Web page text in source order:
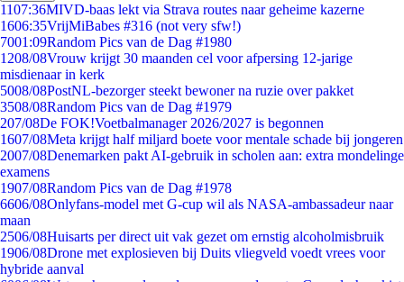
1107:36MIVD-baas lekt via Strava routes naar geheime kazerne
1606:35VrijMiBabes #316 (not very sfw!)
7001:09Random Pics van de Dag #1980
1208/08Vrouw krijgt 30 maanden cel voor afpersing 12-jarige
misdienaar in kerk
5008/08PostNL-bezorger steekt bewoner na ruzie over pakket
3508/08Random Pics van de Dag #1979
207/08De FOK!Voetbalmanager 2026/2027 is begonnen
1607/08Meta krijgt half miljard boete voor mentale schade bij jongeren
2007/08Denemarken pakt AI-gebruik in scholen aan: extra mondelinge
examens
1907/08Random Pics van de Dag #1978
6606/08Onlyfans-model met G-cup wil als NASA-ambassadeur naar
maan
2506/08Huisarts per direct uit vak gezet om ernstig alcoholmisbruik
1906/08Drone met explosieven bij Duits vliegveld voedt vrees voor
hybride aanval